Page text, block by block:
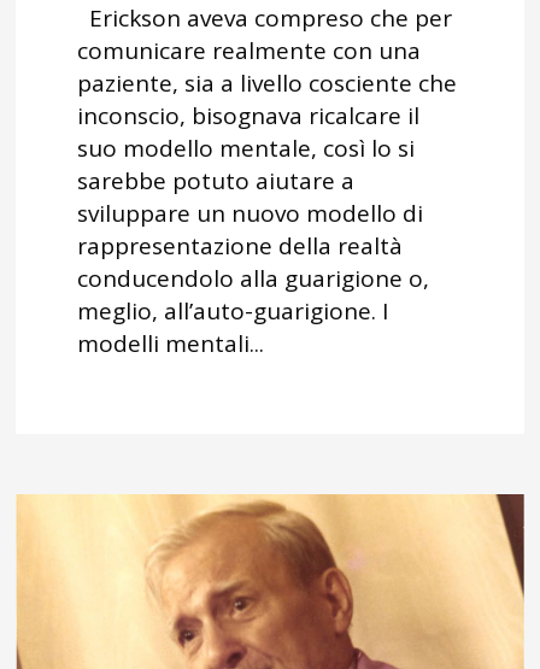
Erickson aveva compreso che per
comunicare realmente con una
paziente, sia a livello cosciente che
inconscio, bisognava ricalcare il
suo modello mentale, così lo si
sarebbe potuto aiutare a
sviluppare un nuovo modello di
rappresentazione della realtà
conducendolo alla guarigione o,
meglio, all’auto-guarigione. I
modelli mentali...